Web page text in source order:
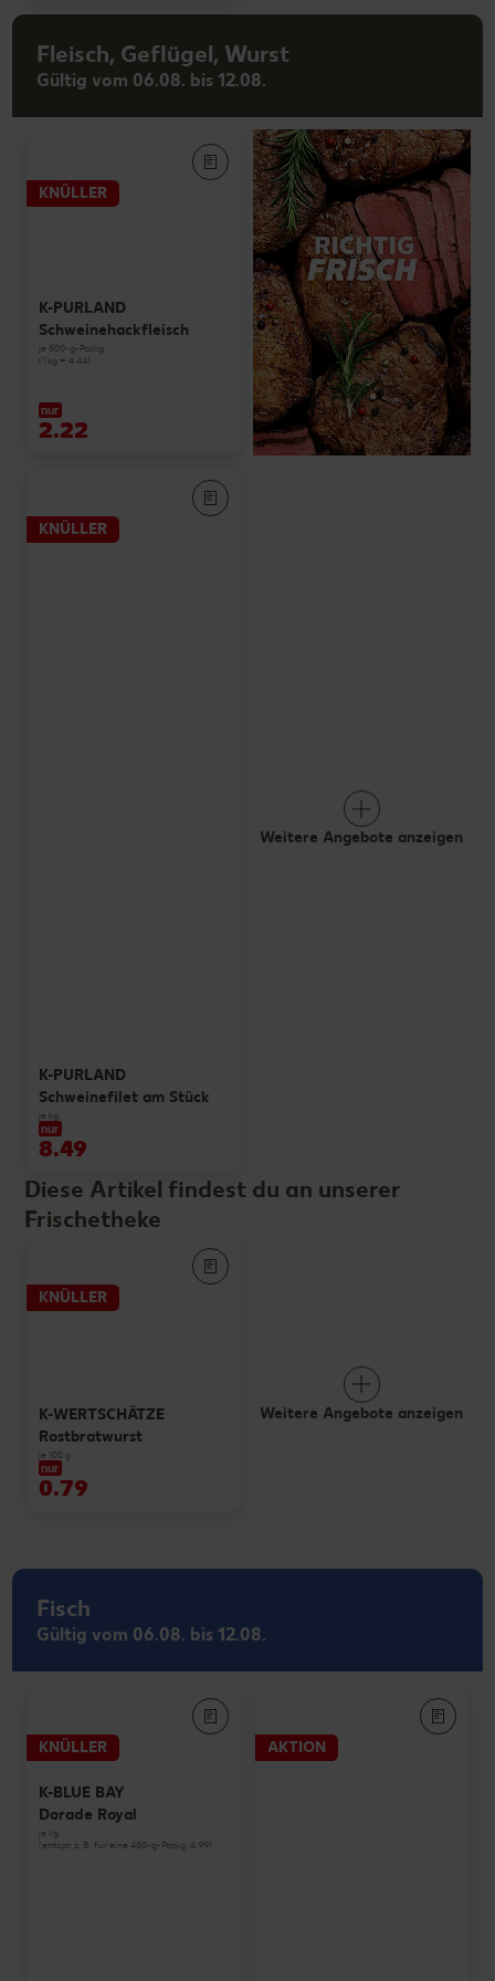
Fleisch, Geflügel, Wurst
Gültig vom 06.08. bis 12.08.
KNÜLLER
K-PURLAND
Schweinehackfleisch
je 500-g-Packg.
(1 kg = 4.44)
nur
2.22
KNÜLLER
K-PURLAND
Schweinefilet am Stück
je kg
nur
8.49
Weitere Angebote anzeigen
Diese Artikel findest du an unserer
Frischetheke
KNÜLLER
K-WERTSCHÄTZE
Rostbratwurst
je 100 g
nur
0.79
Weitere Angebote anzeigen
Fisch
Gültig vom 06.08. bis 12.08.
KNÜLLER
K-BLUE BAY
Dorade Royal
je kg
(entspr. z. B. für eine 450-g-Packg. 4.99)
AKTION